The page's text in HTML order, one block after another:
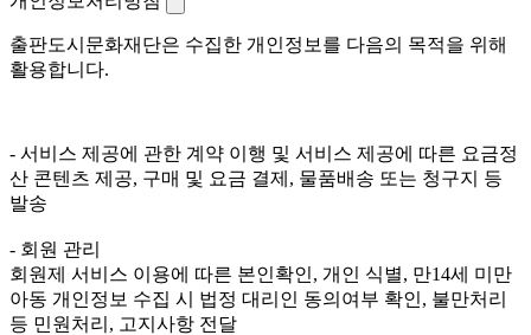
출판도시문화재단은 수집한 개인정보를 다음의 목적을 위해
활용합니다.
- 서비스 제공에 관한 계약 이행 및 서비스 제공에 따른 요금정
산 콘텐츠 제공, 구매 및 요금 결제, 물품배송 또는 청구지 등
발송
- 회원 관리
회원제 서비스 이용에 따른 본인확인, 개인 식별, 만14세 미만
아동 개인정보 수집 시 법정 대리인 동의여부 확인, 불만처리
등 민원처리, 고지사항 전달